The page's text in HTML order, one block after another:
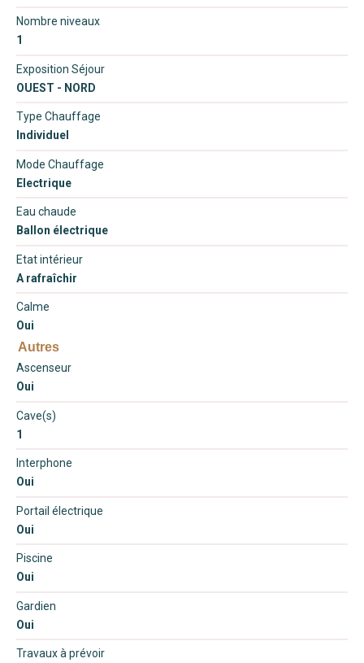
Nombre niveaux
1
Exposition Séjour
OUEST - NORD
Type Chauffage
Individuel
Mode Chauffage
Electrique
Eau chaude
Ballon électrique
Etat intérieur
A rafraîchir
Calme
Oui
Autres
Ascenseur
Oui
Cave(s)
1
Interphone
Oui
Portail électrique
Oui
Piscine
Oui
Gardien
Oui
Travaux à prévoir